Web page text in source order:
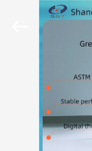
PRODUITS